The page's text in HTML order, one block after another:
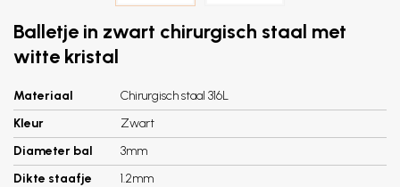
Balletje in zwart chirurgisch staal met
witte kristal
Materiaal
Chirurgisch staal 316L
Kleur
Zwart
Diameter bal
3mm
Dikte staafje
1.2mm